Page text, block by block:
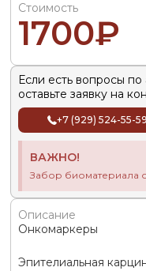
Стоимость
1700₽
Если есть вопросы
оставьте заявку на
+7 (929) 524-55-59
ВАЖНО!
Забор биоматериала
Описание
Онкомаркеры
Эпителиальная